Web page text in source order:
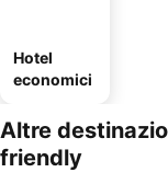
Hotel
economici
Altre
friendly